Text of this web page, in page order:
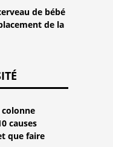
de bébé
de la
colonne
causes
que faire